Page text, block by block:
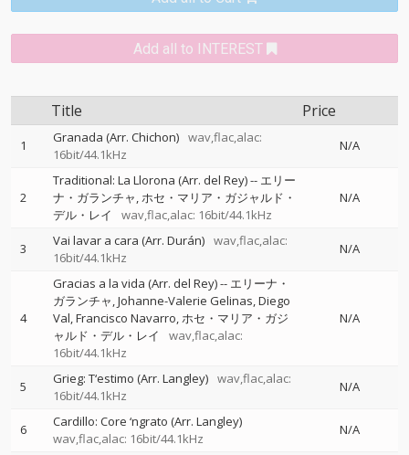
Add all to INTEREST
Title Price
1 Granada (Arr. Chichon) wav,flac,alac:
16bit/44.1kHz
N/A
2
Traditional: La Llorona (Arr. del Rey)-- エリー
ナ・ガランチャ ホセ・マリア・ガジャルド・
デル・レイ
wav,flac,alac: 16bit/44.1kHz
N/A
3 Vai lavar a cara (Arr. Durán) wav,flac,alac:
16bit/44.1kHz
N/A
4
Gracias a la vida (Arr. del Rey)-- エリーナ・
ガランチャ Johanne-Valerie Gelinas Diego
Val Francisco Navarro ホセ・マリア・ガジ
ャルド・デル・レイ
wav,flac,alac:
16bit/44.1kHz
N/A
5 Grieg: T‘estimo (Arr. Langley) wav,flac,alac:
16bit/44.1kHz
N/A
6
Cardillo: Core ‘ngrato (Arr. Langley)
wav,flac,alac: 16bit/44.1kHz
N/A